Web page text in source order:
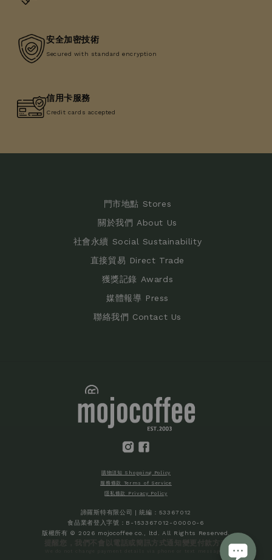
安全加密技術
Secured with standard encryption
信用卡服務
Credit cards accepted
門市地點 Stores
關於我們 About Us
社會永續 Social Sustainability
直接貿易 Direct Trade
獲獎記錄 Awards
媒體報導 Press
聯絡我們 Contact Us
購物須知 Shopping Policy
服務條款 Terms of Service
隱私條款 Privacy Policy
諦羅斯特有限公司 | 統編：53367012
食品業者登入字號：B-153367012-00000-6
版權所有 © 2026 mojocoffee co., ltd. All Rights Reserved.
提醒您，我們不會以電話或簡訊方式通知變更付款方式